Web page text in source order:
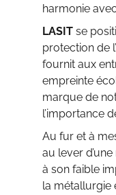
harmonie
LASIT se
protection de
fournit aux
empreinte
marque de
l’importance
Au fur et à
au lever d’une
à son faible
la métallurgie